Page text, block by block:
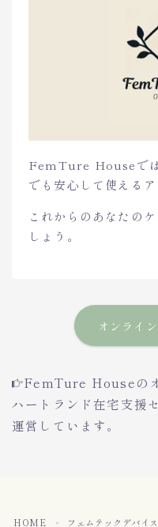
FemTure Houseで
でも安心して使える
これからのあなたの
しょう。
オンライ
FemTure Houseの
ハートランド在宅支援
運営しています。
HOME ＞ フェムテックデバイス